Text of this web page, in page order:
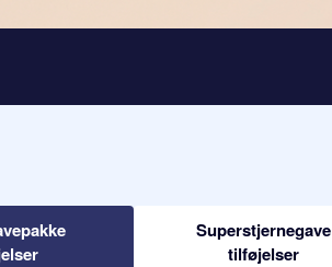
Superstjernegave
tilføjelser